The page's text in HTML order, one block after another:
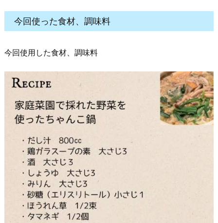
今回使った食材、調味料
今回使用した食材、調味料